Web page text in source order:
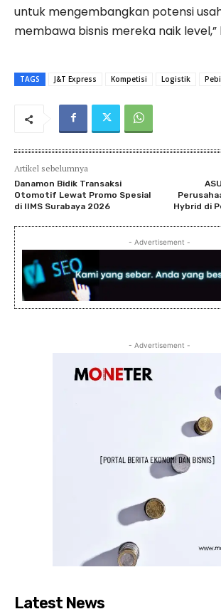
untuk mengembangkan potensi
membawa bisnis mereka naik level,”
TAGS J&T Express Kompetisi Logistik
Artikel sebelumnya
Danamon Bidik Transaksi
Otomotif Lewat Promo Spesial
di IIMS Surabaya 2026
Hybrid di
- Advertisement -
- Advertisement -
Latest News